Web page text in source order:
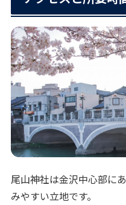
尾山神社は金沢中心部に
みやすい立地です。